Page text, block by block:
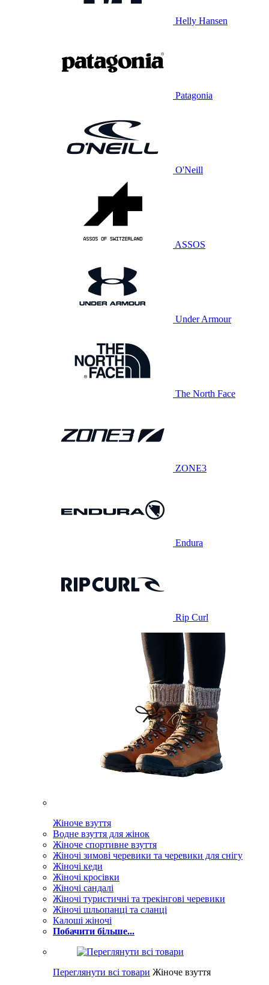
Helly Hansen
Patagonia
O'Neill
ASSOS
Under Armour
The North Face
ZONE3
Endura
Rip Curl
Жіноче взуття
Водне взуття для жінок
Жіноче спортивне взуття
Жіночі зимові черевики та черевики для снігу
Жіночі кеди
Жіночі кросівки
Жіночі сандалі
Жіночі туристичні та трекінгові черевики
Жіночі шльопанці та сланці
Калоші жіночі
Побачити більше...
Переглянути всі товари Жіноче взуття